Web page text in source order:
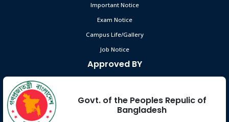
Important Notice
Exam Notice
Campus Life/Gallery
Job Notice
Approved BY
Govt. of the Peoples Repulic of
Bangladesh